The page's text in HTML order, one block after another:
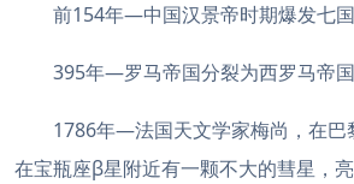
前154年—中国汉景帝时期爆发七国
395年—罗马帝国分裂为西罗马帝国
1786年—法国天文学家梅尚，在巴
在宝瓶座β星附近有一颗不大的彗星，